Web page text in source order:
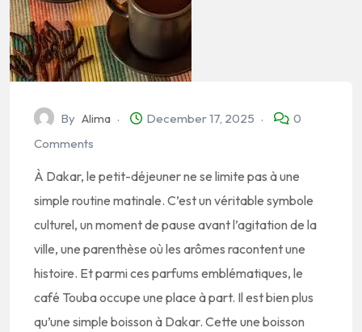
By Alima December 17, 2025
0
Comments
À Dakar, le petit-déjeuner ne se limite pas à une
simple routine matinale. C’est un véritable symbole
culturel, un moment de pause avant l’agitation de la
ville, une parenthèse où les arômes racontent une
histoire. Et parmi ces parfums emblématiques, le
café Touba occupe une place à part. Il est bien plus
qu’une simple boisson à Dakar. Cette une boisson